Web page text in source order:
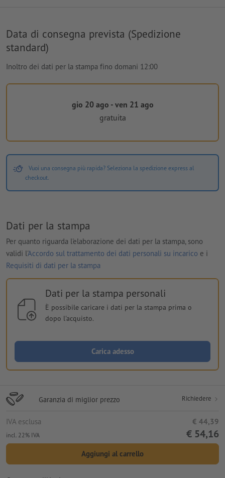
Data di consegna prevista (Spedizione
standard)
Inoltro dei dati per la stampa fino domani 12:00
gio 20 ago - ven 21 ago
gratuita
Vuoi una consegna più rapida? Seleziona la spedizione express al
checkout.
Dati per la stampa
Per quanto riguarda l'elaborazione dei dati per la stampa, sono
validi l'Accordo sul trattamento dei dati personali su incarico e i
Requisiti di dati per la stampa
Dati per la stampa personali
È possibile caricare i dati per la stampa prima o
dopo l'acquisto.
Carica adesso
Garanzia di miglior prezzo Richiedere
IVA esclusa € 44,39
incl. 22% IVA € 54,16
Aggiungi al carrello